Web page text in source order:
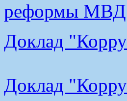
реформы МВД"
Доклад
Доклад